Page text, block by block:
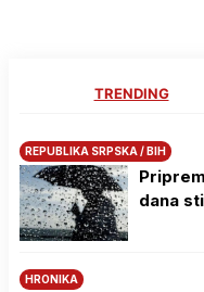
TRENDING
REPUBLIKA SRPSKA / BIH
dana
HRONIKA